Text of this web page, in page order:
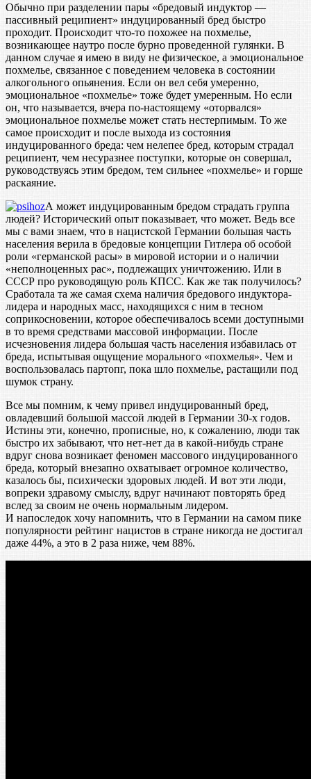
Обычно при разделении пары «бредовый индуктор —
пассивный реципиент» индуцированный бред быстро
проходит. Происходит что-то похожее на похмелье,
возникающее наутро после бурно проведенной гулянки. В
данном случае я имею в виду не физическое, а эмоциональное
похмелье, связанное с поведением человека в состоянии
алкогольного опьянения. Если он вел себя умеренно,
эмоциональное «похмелье» тоже будет умеренным. Но если
он, что называется, вчера по-настоящему «оторвался»
эмоциональное похмелье может стать нестерпимым. То же
самое происходит и после выхода из состояния
индуцированного бреда: чем нелепее бред, которым страдал
реципиент, чем несуразнее поступки, которые он совершал,
руководствуясь этим бредом, тем сильнее «похмелье» и горше
раскаяние.
А может индуцированным бредом страдать группа
людей? Исторический опыт показывает, что может. Ведь все
мы с вами знаем, что в нацистской Германии большая часть
населения верила в бредовые концепции Гитлера об особой
роли «германской расы» в мировой истории и о наличии
«неполноценных рас», подлежащих уничтожению. Или в
СССР про руководящую роль КПСС. Как же так получилось?
Сработала та же самая схема наличия бредового индуктора-
лидера и народных масс, находящихся с ним в тесном
соприкосновении, которое обеспечивалось всеми доступными
в то время средствами массовой информации. После
исчезновения лидера большая часть населения избавилась от
бреда, испытывая ощущение морального «похмелья». Чем и
воспользовалась партопг, пока шло похмелье, растащили под
шумок страну.
Все мы помним, к чему привел индуцированный бред,
овладевший большой массой людей в Германии 30-х годов.
Истины эти, конечно, прописные, но, к сожалению, люди так
быстро их забывают, что нет-нет да в какой-нибудь стране
вдруг снова возникает феномен массового индуцированного
бреда, который внезапно охватывает огромное количество,
казалось бы, психически здоровых людей. И вот эти люди,
вопреки здравому смыслу, вдруг начинают повторять бред
вслед за своим не очень нормальным лидером.
И напоследок хочу напомнить, что в Германии на самом пике
популярности рейтинг нацистов в стране никогда не достигал
даже 44%, а это в 2 раза ниже, чем 88%.